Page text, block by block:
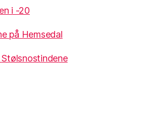
i -20
på Hemsedal